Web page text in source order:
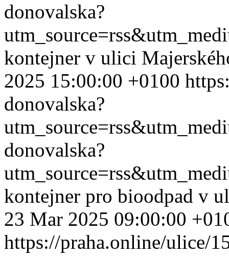
donovalska?
kontejner v ulici
2025 15:00:00 +0100
donovalska?
donovalska?
kontejner pro bioodpad v
23 Mar 2025 09:00:00
https://praha.online/ulice/